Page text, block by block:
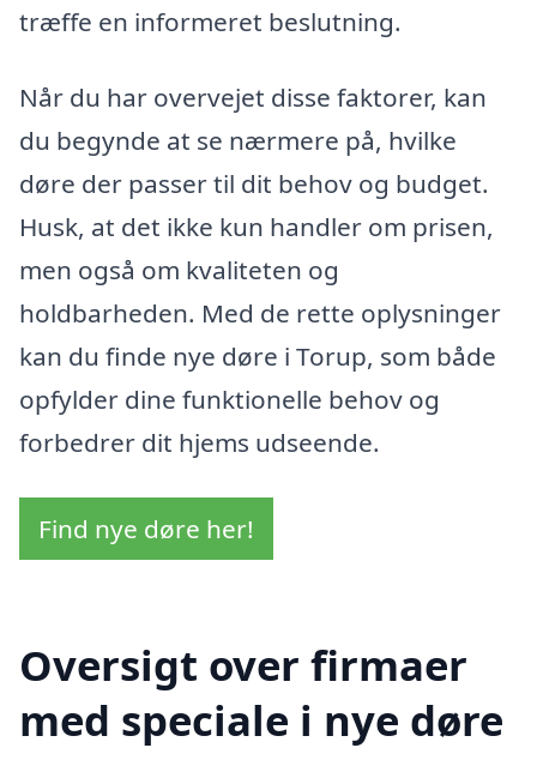
træffe en informeret beslutning.
Når du har overvejet disse faktorer, kan
du begynde at se nærmere på, hvilke
døre der passer til dit behov og budget.
Husk, at det ikke kun handler om prisen,
men også om kvaliteten og
holdbarheden. Med de rette oplysninger
kan du finde nye døre i Torup, som både
opfylder dine funktionelle behov og
forbedrer dit hjems udseende.
Find nye døre her!
Oversigt over firmaer
med speciale i nye døre